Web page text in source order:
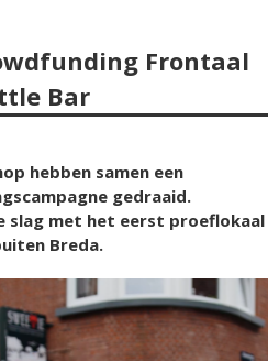
Frontaal
Bar
hebben samen een
gedraaid.
slag met het eerst proeflokaal
Breda.